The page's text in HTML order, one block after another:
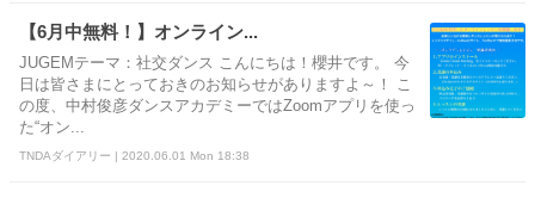
【6月中無料！】オンライン...
JUGEMテーマ：社交ダンス こんにちは！櫻井です。 今
日は皆さまにとっておきのお知らせがありますよ～！ こ
の度、中村俊彦ダンスアカデミーではZoomアプリを使っ
た“オン...
TNDAダイアリー | 2020.06.01 Mon 18:38